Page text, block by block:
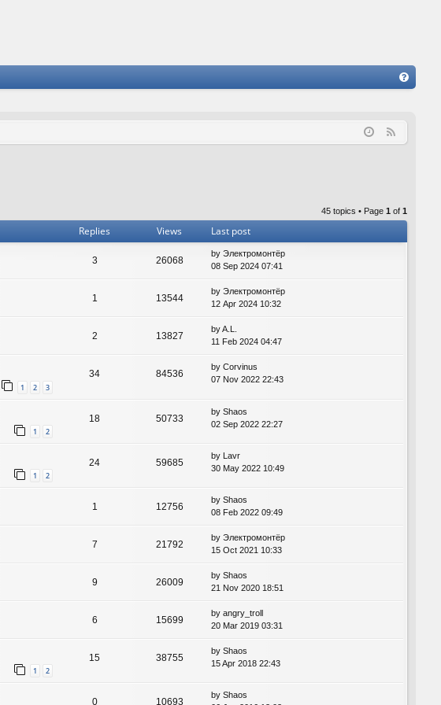
Q
45 topics • Page 1 of 1
Replies Views Last post
3 26068
by Электромонтёр
08 Sep 2024 07:41
1 13544
by Электромонтёр
12 Apr 2024 10:32
2 13827
byA.L.
11 Feb 2024 04:47
1 2 3
34 84536
by Corvinus
07 Nov 2022 22:43
1 2
18 50733
by Shaos
02 Sep 2022 22:27
1 2
24 59685
by Lavr
30 May 2022 10:49
1 12756
by Shaos
08 Feb 2022 09:49
7 21792
by Электромонтёр
15 Oct 2021 10:33
9 26009
by Shaos
21 Nov 2020 18:51
6 15699
by angry_troll
20 Mar 2019 03:31
1 2
15 38755
by Shaos
15 Apr 2018 22:43
0 10693
by Shaos